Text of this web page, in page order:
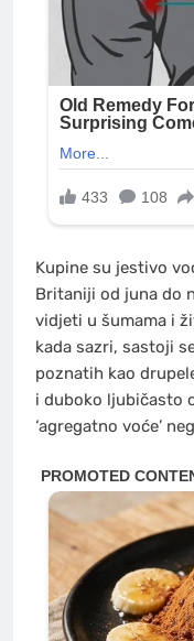
Kupine su jestivo
Britaniji od juna do
vidjeti u šumama i
kada sazri, sastoji
poznatih kao
i duboko ljubičasto
‘agregatno voće’